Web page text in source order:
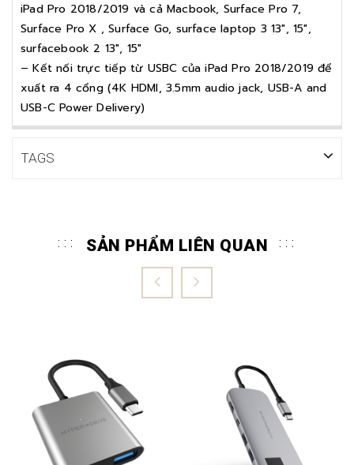
iPad Pro 2018/2019 và cả Macbook, Surface Pro 7,
Surface Pro X , Surface Go, surface laptop 3 13″, 15″,
surfacebook 2 13″, 15″
– Kết nối trực tiếp từ USBC của iPad Pro 2018/2019 để
xuất ra 4 cổng (4K HDMI, 3.5mm audio jack, USB-A and
USB-C Power Delivery)
TAGS
SẢN PHẨM LIÊN QUAN